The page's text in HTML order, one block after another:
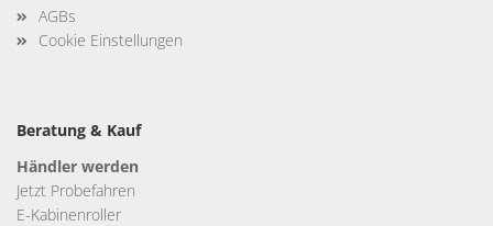
AGBs
Cookie Einstellungen
Beratung & Kauf
Händler werden
Jetzt Probefahren
E-Kabinenroller